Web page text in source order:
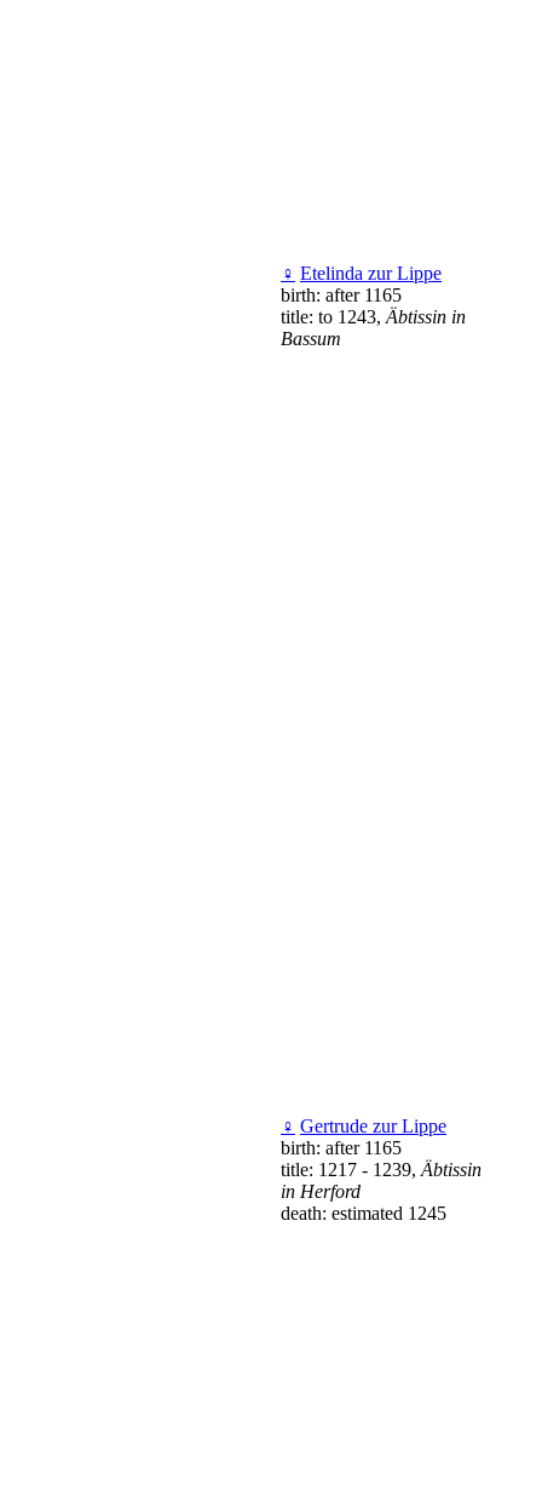
♀ Etelinda zur Lippe
birth: after 1165
title: to 1243, Äbtissin in
Bassum
♀ Gertrude zur Lippe
birth: after 1165
title: 1217 - 1239, Äbtissin
in Herford
death: estimated 1245